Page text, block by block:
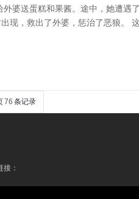
婆送蛋糕和果酱。途中，她遭遇
现，救出了外婆，惩治了恶狼。
76 条记录
接：